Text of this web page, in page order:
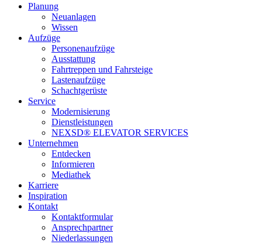
Planung
Neuanlagen
Wissen
Aufzüge
Personenaufzüge
Ausstattung
Fahrtreppen und Fahrsteige
Lastenaufzüge
Schachtgerüste
Service
Modernisierung
Dienstleistungen
NEXSD® ELEVATOR SERVICES
Unternehmen
Entdecken
Informieren
Mediathek
Karriere
Inspiration
Kontakt
Kontaktformular
Ansprechpartner
Niederlassungen